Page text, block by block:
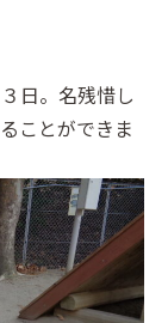
日。名残惜し
ことができま